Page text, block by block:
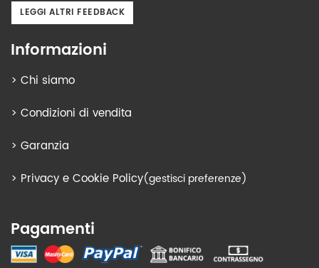
LEGGI ALTRI FEEDBACK
Informazioni
> Chi siamo
> Condizioni di vendita
> Garanzia
> Privacy e Cookie Policy(gestisci preferenze)
Pagamenti